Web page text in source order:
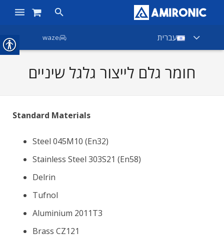
ראשי
צור קשר
עברית waze
חומר גלם לייצור גלגל שיניים
Standard Materials
Steel 045M10 (En32)
Stainless Steel 303S21 (En58)
Delrin
Tufnol
Aluminium 2011T3
Brass CZ121